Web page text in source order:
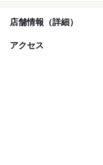
店舗情報（詳細）
アクセス